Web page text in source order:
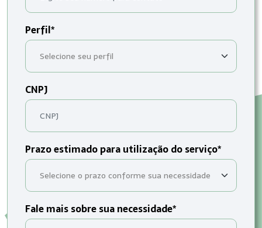
Perfil*
CNPJ
Prazo estimado para utilização do serviço*
Fale mais sobre sua necessidade*